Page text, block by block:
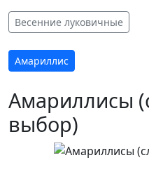
Весенние луковичные
Амариллис
Амариллисы
выбор)